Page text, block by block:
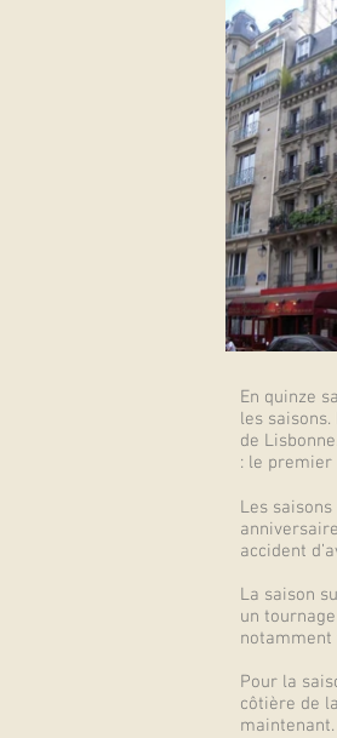
En quinze
les
de
: le premier
Les
accident
La saison
un
notamment
Pour la
côtière de
maintenant.